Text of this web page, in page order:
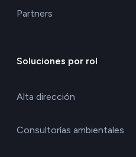
Partners
Soluciones por rol
Alta dirección
Consultorías ambientales